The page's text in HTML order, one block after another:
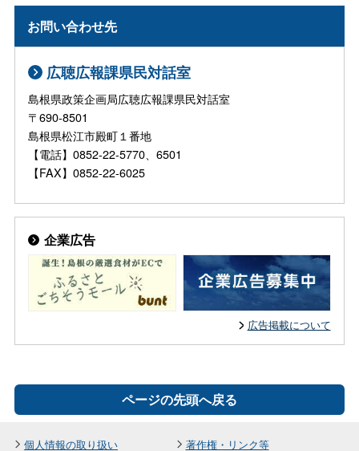
お問い合わせ先
広聴広報課県民対話室
島根県政策企画局広聴広報課県民対話室
〒690-8501
島根県松江市殿町１番地
【電話】0852-22-5770、6501
【FAX】0852-22-6025
企業広告
広告掲載について
ページの先頭へ戻る
個人情報の取り扱い 著作権・リンク等